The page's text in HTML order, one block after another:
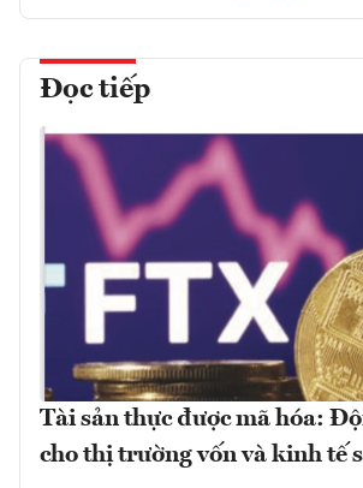
Đọc tiếp
Tài sản thực được mã hóa:
cho thị trường vốn và kinh tế